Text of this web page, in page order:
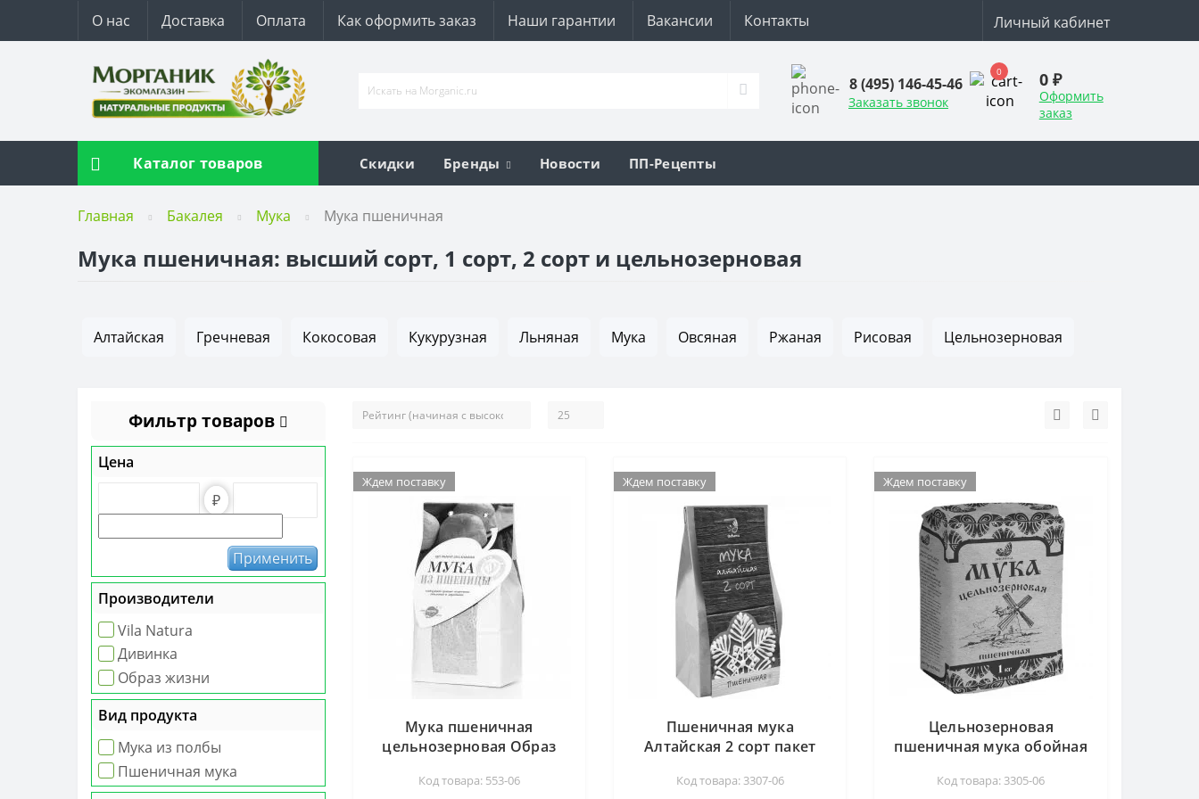
О нас Доставка Оплата Как оформить заказ Наши гарантии Вакансии Контакты Личный кабинет
8 (495) 146-45-46
Заказать звонок
0 0 ₽
Оформить
заказ
Каталог товаров Скидки Бренды Новости ПП-Рецепты
Главная Бакалея Мука Мука пшеничная
Мука пшеничная: высший сорт, 1 сорт, 2 сорт и цельнозерновая
Алтайская Гречневая Кокосовая Кукурузная Льняная Мука Овсяная Ржаная Рисовая Цельнозерновая
Фильтр товаров
Цена
₽
Применить
Производители
Vila Natura
Дивинка
Образ жизни
Вид продукта
Мука из полбы
Пшеничная мука
Ждем поставку
Ждем поставку
Мука пшеничная
цельнозерновая Образ
Код товара: 553-06
Ждем поставку
Ждем поставку
Пшеничная мука
Алтайская 2 сорт пакет
Код товара: 3307-06
Ждем поставку
Ждем поставку
Цельнозерновая
пшеничная мука обойная
Код товара: 3305-06